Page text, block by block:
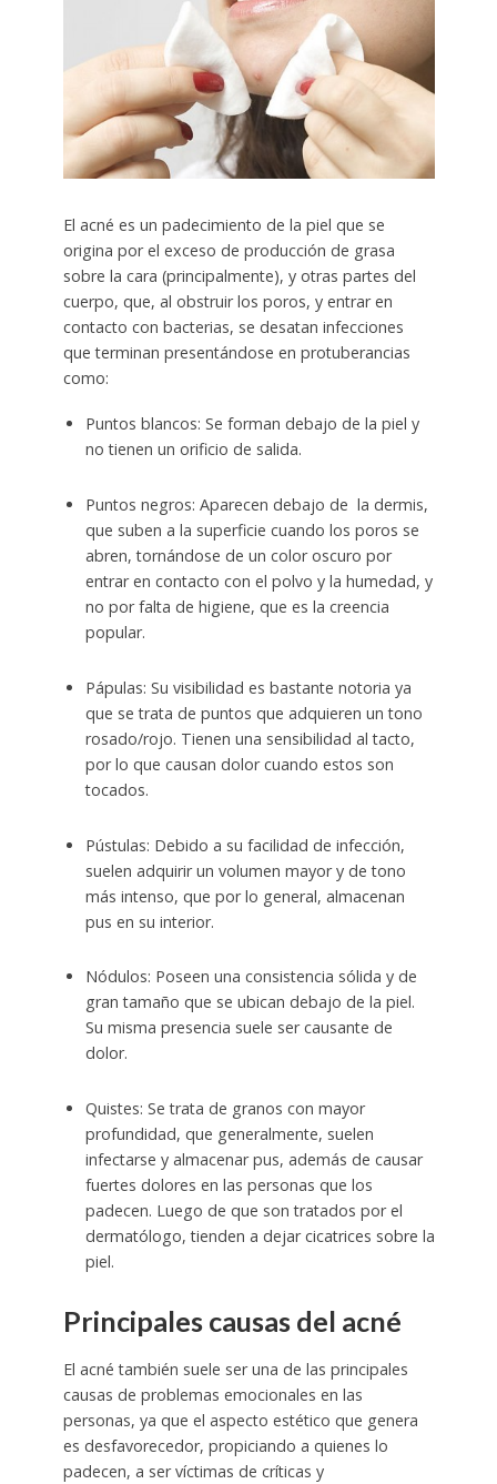
El acné es un padecimiento de la piel que se
origina por el exceso de producción de grasa
sobre la cara (principalmente), y otras partes del
cuerpo, que, al obstruir los poros, y entrar en
contacto con bacterias, se desatan infecciones
que terminan presentándose en protuberancias
como:
Puntos blancos: Se forman debajo de la piel y
no tienen un orificio de salida.
Puntos negros: Aparecen debajo de la dermis,
que suben a la superficie cuando los poros se
abren, tornándose de un color oscuro por
entrar en contacto con el polvo y la humedad, y
no por falta de higiene, que es la creencia
popular.
Pápulas: Su visibilidad es bastante notoria ya
que se trata de puntos que adquieren un tono
rosado/rojo. Tienen una sensibilidad al tacto,
por lo que causan dolor cuando estos son
tocados.
Pústulas: Debido a su facilidad de infección,
suelen adquirir un volumen mayor y de tono
más intenso, que por lo general, almacenan
pus en su interior.
Nódulos: Poseen una consistencia sólida y de
gran tamaño que se ubican debajo de la piel.
Su misma presencia suele ser causante de
dolor.
Quistes: Se trata de granos con mayor
profundidad, que generalmente, suelen
infectarse y almacenar pus, además de causar
fuertes dolores en las personas que los
padecen. Luego de que son tratados por el
dermatólogo, tienden a dejar cicatrices sobre la
piel.
Principales causas del acné
El acné también suele ser una de las principales
causas de problemas emocionales en las
personas, ya que el aspecto estético que genera
es desfavorecedor, propiciando a quienes lo
padecen, a ser víctimas de críticas y